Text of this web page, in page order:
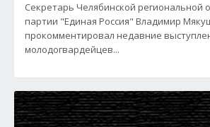
Секретарь Челябинской региональной
партии "Единая Россия" Владимир
прокомментировал недавние
молодогвардейцев...